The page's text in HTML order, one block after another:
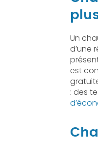
Un
d’une
est
: des